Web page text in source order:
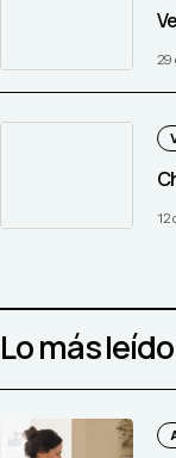
29
12
Lo más leído